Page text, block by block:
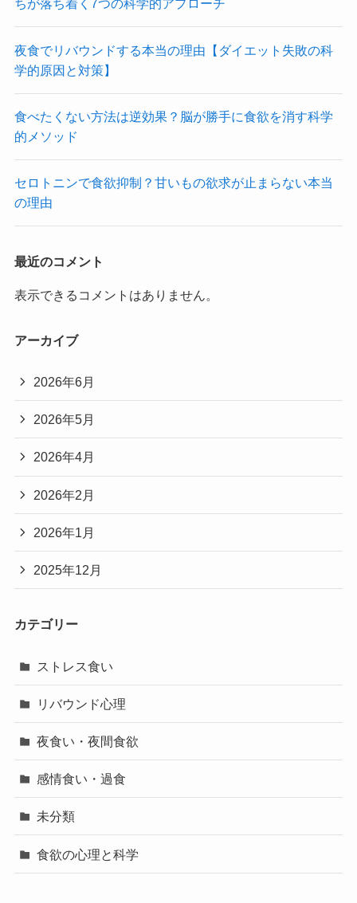
ちが落ち着く7つの科学的アプローチ
夜食でリバウンドする本当の理由【ダイエット失敗の科
学的原因と対策】
食べたくない方法は逆効果？脳が勝手に食欲を消す科学
的メソッド
セロトニンで食欲抑制？甘いもの欲求が止まらない本当
の理由
最近のコメント
表示できるコメントはありません。
アーカイブ
2026年6月
2026年5月
2026年4月
2026年2月
2026年1月
2025年12月
カテゴリー
ストレス食い
リバウンド心理
夜食い・夜間食欲
感情食い・過食
未分類
食欲の心理と科学